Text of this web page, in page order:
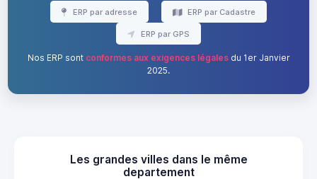
ERP par adresse ERP par Cadastre
ERP par GPS
Nos ERP sont conformes aux exigences légalesdu 1er Janvier
2025.
Les grandes villes dans le même
departement